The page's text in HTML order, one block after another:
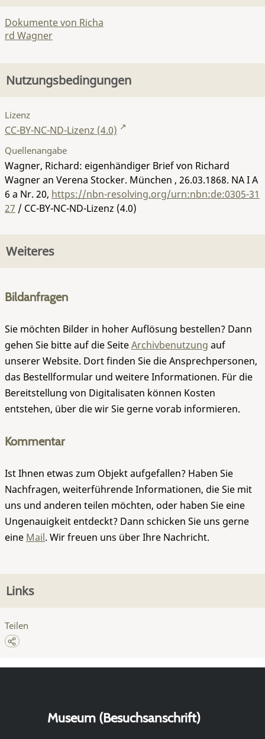
Dokumente von Richa
rd Wagner
Nutzungsbedingungen
Lizenz
CC-BY-NC-ND-Lizenz (4.0)
Quellenangabe
Wagner, Richard: eigenhändiger Brief von Richard
Wagner an Verena Stocker. München , 26.03.1868. NA I A
6 a Nr. 20, https://nbn-resolving.org/urn:nbn:de:0305-31
27 / CC-BY-NC-ND-Lizenz (4.0)
Weiteres
Bildanfragen
Sie möchten Bilder in hoher Auflösung bestellen? Dann
gehen Sie bitte auf die SeiteArchivbenutzung auf
unserer Website. Dort finden Sie die Ansprechpersonen,
das Bestellformular und weitere Informationen. Für die
Bereitstellung von Digitalisaten können Kosten
entstehen, über die wir Sie gerne vorab informieren.
Kommentar
Ist Ihnen etwas zum Objekt aufgefallen? Haben Sie
Nachfragen, weiterführende Informationen, die Sie mit
uns und anderen teilen möchten, oder haben Sie eine
Ungenauigkeit entdeckt? Dann schicken Sie uns gerne
eine Mail. Wir freuen uns über Ihre Nachricht.
Links
Teilen
Museum (Besuchsanschrift)